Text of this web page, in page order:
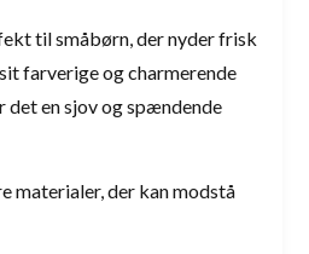
til småbørn, der nyder frisk
farverige og charmerende
det en sjov og spændende
materialer, der kan modstå